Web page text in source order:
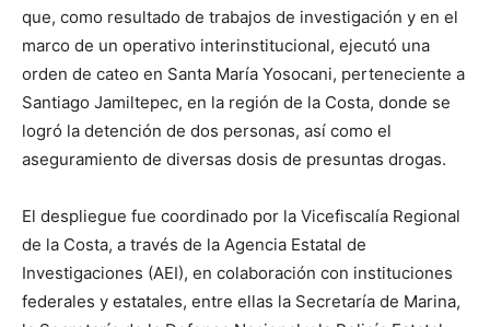
que, como resultado de trabajos de investigación y en el
marco de un operativo interinstitucional, ejecutó una
orden de cateo en Santa María Yosocani, perteneciente a
Santiago Jamiltepec, en la región de la Costa, donde se
logró la detención de dos personas, así como el
aseguramiento de diversas dosis de presuntas drogas.
El despliegue fue coordinado por la Vicefiscalía Regional
de la Costa, a través de la Agencia Estatal de
Investigaciones (AEI), en colaboración con instituciones
federales y estatales, entre ellas la Secretaría de Marina,